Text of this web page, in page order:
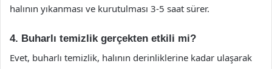
halının yıkanması ve kurutulması 3-5 saat sürer.
4. Buharlı temizlik gerçekten etkili mi?
Evet, buharlı temizlik, halının derinliklerine kadar ulaşarak